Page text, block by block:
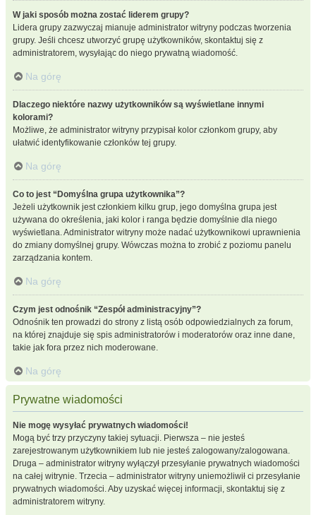
W jaki sposób można zostać liderem grupy?
Lidera grupy zazwyczaj mianuje administrator witryny podczas tworzenia
grupy. Jeśli chcesz utworzyć grupę użytkowników, skontaktuj się z
administratorem, wysyłając do niego prywatną wiadomość.
Na górę
Dlaczego niektóre nazwy użytkowników są wyświetlane innymi
kolorami?
Możliwe, że administrator witryny przypisał kolor członkom grupy, aby
ułatwić identyfikowanie członków tej grupy.
Na górę
Co to jest “Domyślna grupa użytkownika”?
Jeżeli użytkownik jest członkiem kilku grup, jego domyślna grupa jest
używana do określenia, jaki kolor i ranga będzie domyślnie dla niego
wyświetlana. Administrator witryny może nadać użytkownikowi uprawnienia
do zmiany domyślnej grupy. Wówczas można to zrobić z poziomu panelu
zarządzania kontem.
Na górę
Czym jest odnośnik “Zespół administracyjny”?
Odnośnik ten prowadzi do strony z listą osób odpowiedzialnych za forum,
na której znajduje się spis administratorów i moderatorów oraz inne dane,
takie jak fora przez nich moderowane.
Na górę
Prywatne wiadomości
Nie mogę wysyłać prywatnych wiadomości!
Mogą być trzy przyczyny takiej sytuacji. Pierwsza – nie jesteś
zarejestrowanym użytkownikiem lub nie jesteś zalogowany/zalogowana.
Druga – administrator witryny wyłączył przesyłanie prywatnych wiadomości
na całej witrynie. Trzecia – administrator witryny uniemożliwił ci przesyłanie
prywatnych wiadomości. Aby uzyskać więcej informacji, skontaktuj się z
administratorem witryny.